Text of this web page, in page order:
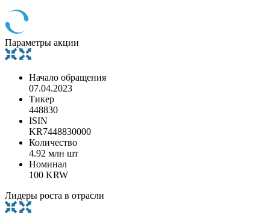
Параметры акции
Начало обращения
07.04.2023
Тикер
448830
ISIN
KR7448830000
Количество
4.92 млн шт
Номинал
100 KRW
Лидеры роста в отрасли